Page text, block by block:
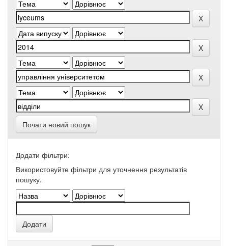
Почати новий пошук
Додати фільтри:
Використовуйте фільтри для уточнення результатів
пошуку.